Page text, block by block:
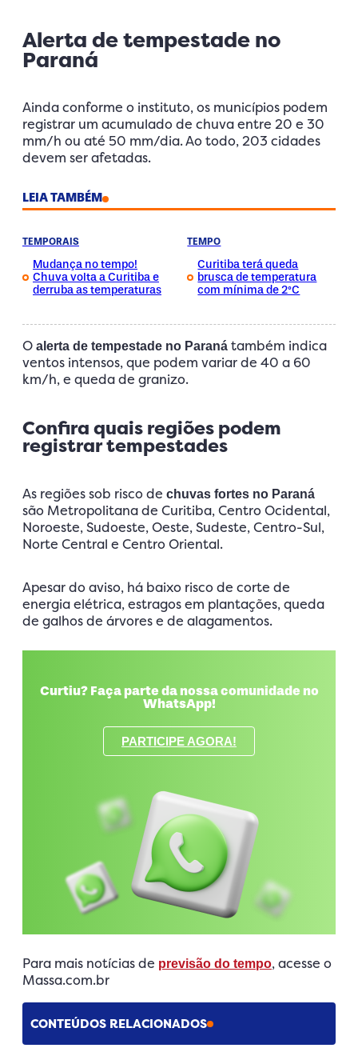
Alerta de tempestade no
Paraná
Ainda conforme o instituto, os municípios podem
registrar um acumulado de chuva entre 20 e 30
mm/h ou até 50 mm/dia. Ao todo, 203 cidades
devem ser afetadas.
LEIA TAMBÉM
TEMPORAIS
Mudança no tempo!
Chuva volta a Curitiba e
derruba as temperaturas
TEMPO
Curitiba terá queda
brusca de temperatura
com mínima de 2°C
O alerta de tempestade no Paraná também indica
ventos intensos, que podem variar de 40 a 60
km/h, e queda de granizo.
Confira quais regiões podem
registrar tempestades
As regiões sob risco de chuvas fortes no Paraná
são Metropolitana de Curitiba, Centro Ocidental,
Noroeste, Sudoeste, Oeste, Sudeste, Centro-Sul,
Norte Central e Centro Oriental.
Apesar do aviso, há baixo risco de corte de
energia elétrica, estragos em plantações, queda
de galhos de árvores e de alagamentos.
Curtiu? Faça parte da nossa comunidade no
WhatsApp!
PARTICIPE AGORA!
Para mais notícias de previsão do tempo, acesse o
Massa.com.br
CONTEÚDOS RELACIONADOS